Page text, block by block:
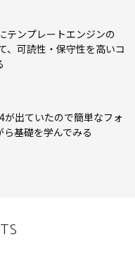
ンプレートエンジンの
、可読性・保守性を高いコ
出ていたので簡単なフォ
基礎を学んでみる